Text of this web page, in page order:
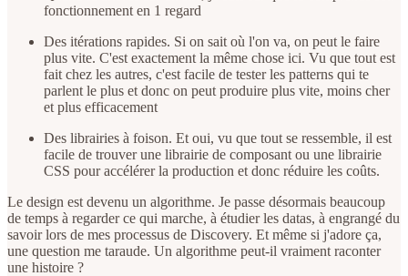
fonctionnement en 1 regard
Des itérations rapides. Si on sait où l'on va, on peut le faire
plus vite. C'est exactement la même chose ici. Vu que tout est
fait chez les autres, c'est facile de tester les patterns qui te
parlent le plus et donc on peut produire plus vite, moins cher
et plus efficacement
Des librairies à foison. Et oui, vu que tout se ressemble, il est
facile de trouver une librairie de composant ou une librairie
CSS pour accélérer la production et donc réduire les coûts.
Le design est devenu un algorithme. Je passe désormais beaucoup
de temps à regarder ce qui marche, à étudier les datas, à engrangé du
savoir lors de mes processus de Discovery. Et même si j'adore ça,
une question me taraude. Un algorithme peut-il vraiment raconter
une histoire ?